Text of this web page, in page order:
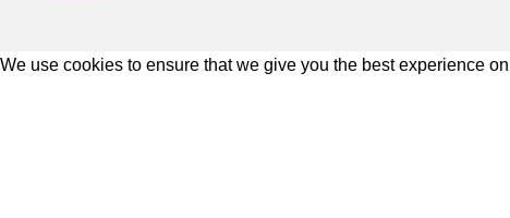
We use cookies to ensure that we give you the best experience